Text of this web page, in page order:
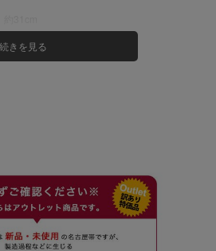
しでも安くご提供出来るようにコストダウ
荷にて商品を出荷しています。